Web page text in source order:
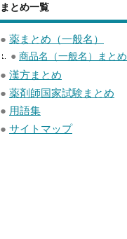
まとめ一覧
● 薬まとめ（一般名）
● 商品名（一般名）まとめ
● 漢方まとめ
● 薬剤師国家試験まとめ
● 用語集
● サイトマップ